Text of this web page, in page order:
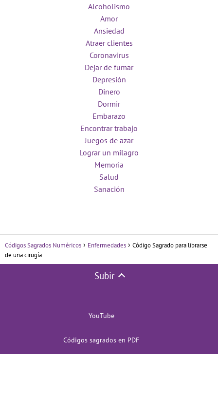
Alcoholismo
Amor
Ansiedad
Atraer clientes
Coronavirus
Dejar de fumar
Depresión
Dinero
Dormir
Embarazo
Encontrar trabajo
Juegos de azar
Lograr un milagro
Memoria
Salud
Sanación
Códigos Sagrados Numéricos Enfermedades
Código Sagrado para librarse
de una cirugía
Subir
YouTube
Códigos sagrados en PDF